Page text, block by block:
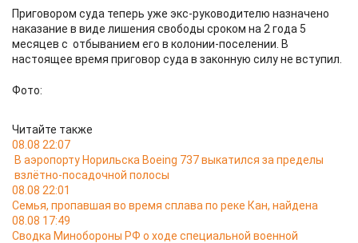
Приговором суда теперь уже экс-руководителю назначено
наказание в виде лишения свободы сроком на 2 года 5
месяцев с отбыванием его в колонии-поселении. В
настоящее время приговор суда в законную силу не вступил.
Фото:
Читайте также
08.08 22:07
В аэропорту Норильска Boeing 737 выкатился за пределы
взлётно-посадочной полосы
08.08 22:01
Семья, пропавшая во время сплава по реке Кан, найдена
08.08 17:49
Сводка Минобороны РФ о ходе специальной военной